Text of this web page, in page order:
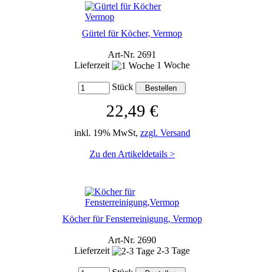
Gürtel für Köcher, Vermop
Art-Nr. 2691
Lieferzeit
1 Woche
Stück
22,49 €
inkl. 19% MwSt, zzgl. Versand
Zu den Artikeldetails >
Köcher für Fensterreinigung, Vermop
Art-Nr. 2690
Lieferzeit
2-3 Tage